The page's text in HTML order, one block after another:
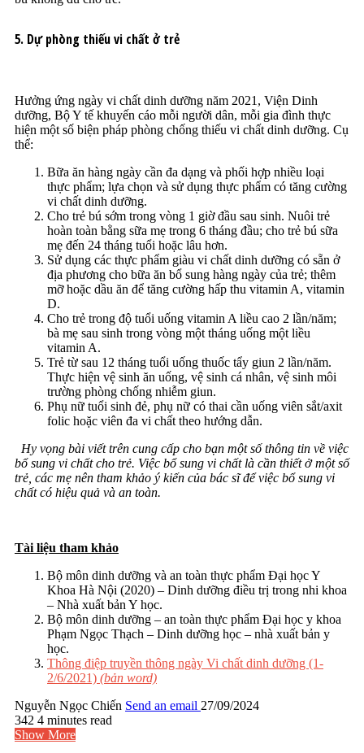
5. Dự phòng thiếu vi chất ở trẻ
Hưởng ứng ngày vi chất dinh dưỡng năm 2021, Viện Dinh
dưỡng, Bộ Y tế khuyến cáo mỗi người dân, mỗi gia đình thực
hiện một số biện pháp phòng chống thiếu vi chất dinh dưỡng. Cụ
thể:
Bữa ăn hàng ngày cần đa dạng và phối hợp nhiều loại
thực phẩm; lựa chọn và sử dụng thực phẩm có tăng cường
vi chất dinh dưỡng.
Cho trẻ bú sớm trong vòng 1 giờ đầu sau sinh. Nuôi trẻ
hoàn toàn bằng sữa mẹ trong 6 tháng đầu; cho trẻ bú sữa
mẹ đến 24 tháng tuổi hoặc lâu hơn.
Sử dụng các thực phẩm giàu vi chất dinh dưỡng có sẵn ở
địa phương cho bữa ăn bổ sung hàng ngày của trẻ; thêm
mỡ hoặc dầu ăn để tăng cường hấp thu vitamin A, vitamin
D.
Cho trẻ trong độ tuổi uống vitamin A liều cao 2 lần/năm;
bà mẹ sau sinh trong vòng một tháng uống một liều
vitamin A.
Trẻ từ sau 12 tháng tuổi uống thuốc tẩy giun 2 lần/năm.
Thực hiện vệ sinh ăn uống, vệ sinh cá nhân, vệ sinh môi
trường phòng chống nhiễm giun.
Phụ nữ tuổi sinh đẻ, phụ nữ có thai cần uống viên sắt/axit
folic hoặc viên đa vi chất theo hướng dẫn.
Hy vọng bài viết trên cung cấp cho bạn một số thông tin về việc
bổ sung vi chất cho trẻ. Việc bổ sung vi chất là cần thiết ở một số
trẻ, các mẹ nên tham khảo ý kiến của bác sĩ để việc bổ sung vi
chất có hiệu quả và an toàn.
Tài liệu tham khảo
Bộ môn dinh dưỡng và an toàn thực phẩm Đại học Y
Khoa Hà Nội (2020) – Dinh dưỡng điều trị trong nhi khoa
– Nhà xuất bản Y học.
Bộ môn dinh dưỡng – an toàn thực phẩm Đại học y khoa
Phạm Ngọc Thạch – Dinh dưỡng học – nhà xuất bản y
học.
Thông điệp truyền thông ngày Vi chất dinh dưỡng (1-
2/6/2021) (bản word)
Nguyễn Ngọc Chiến Send an email 27/09/2024
342 4 minutes read
Show More